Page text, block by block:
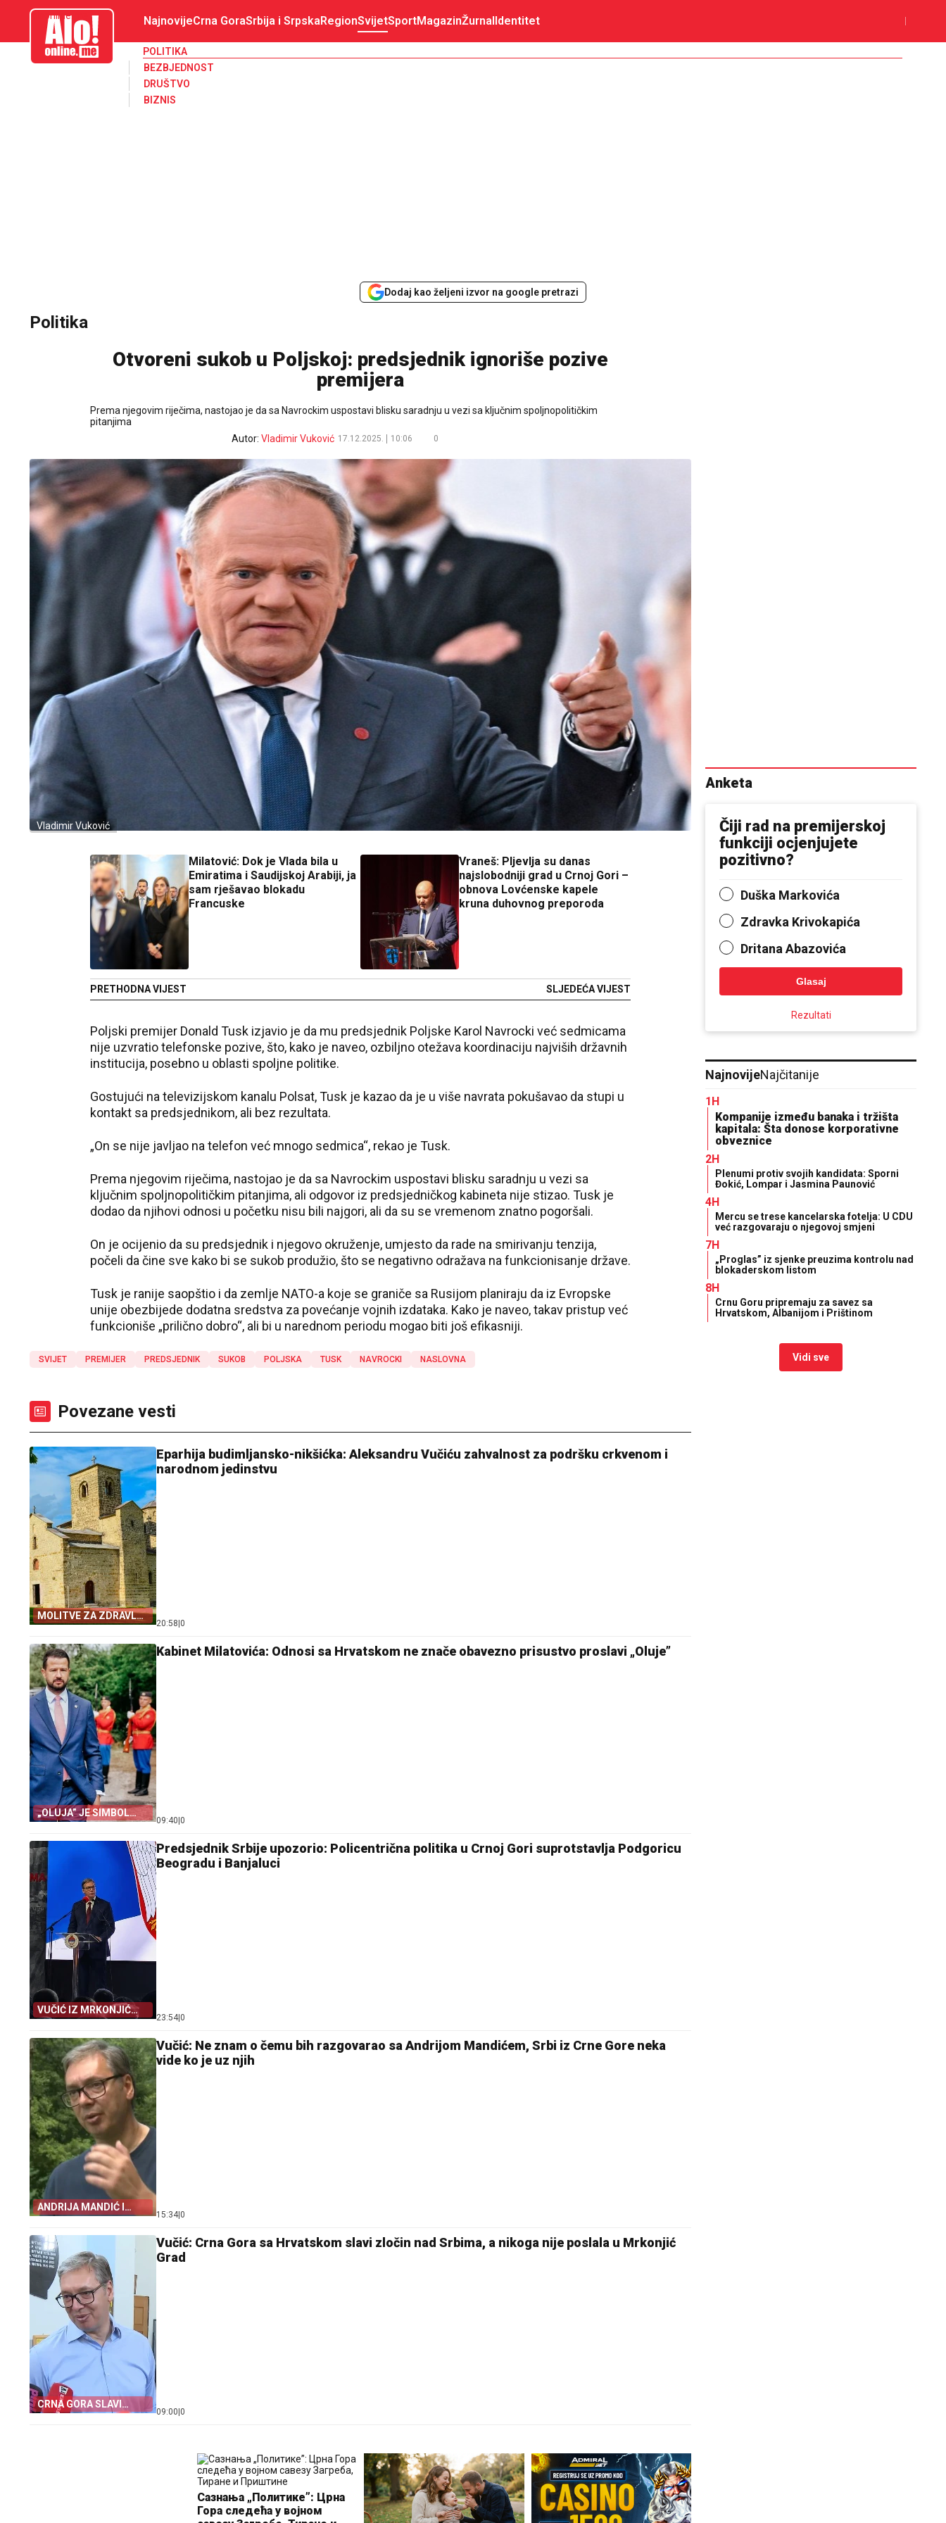
aloonline.me NajnovijeCrna GoraSrbija i SrpskaRegionSvijetSportMagazinŽurnalIdentitet
POLITIKA
BEZBJEDNOST
DRUŠTVO
BIZNIS
Dodaj kao željeni izvor na google pretrazi
Politika
Otvoreni sukob u Poljskoj: predsjednik ignoriše pozive
premijera
Prema njegovim riječima, nastojao je da sa Navrockim uspostavi blisku saradnju u vezi sa ključnim spoljnopolitičkim
pitanjima
Autor: Vladimir Vuković 17.12.2025. 10:06 0
Vladimir Vuković
Milatović: Dok je Vlada bila u
Emiratima i Saudijskoj Arabiji, ja
sam rješavao blokadu
Francuske
PRETHODNA VIJEST
Vraneš: Pljevlja su danas
najslobodniji grad u Crnoj Gori –
obnova Lovćenske kapele
kruna duhovnog preporoda
SLJEDEĆA VIJEST
Poljski premijer Donald Tusk izjavio je da mu predsjednik Poljske Karol Navrocki već sedmicama
nije uzvratio telefonske pozive, što, kako je naveo, ozbiljno otežava koordinaciju najviših državnih
institucija, posebno u oblasti spoljne politike.
Gostujući na televizijskom kanalu Polsat, Tusk je kazao da je u više navrata pokušavao da stupi u
kontakt sa predsjednikom, ali bez rezultata.
„On se nije javljao na telefon već mnogo sedmica“, rekao je Tusk.
Prema njegovim riječima, nastojao je da sa Navrockim uspostavi blisku saradnju u vezi sa
ključnim spoljnopolitičkim pitanjima, ali odgovor iz predsjedničkog kabineta nije stizao. Tusk je
dodao da njihovi odnosi u početku nisu bili najgori, ali da su se vremenom znatno pogoršali.
On je ocijenio da su predsjednik i njegovo okruženje, umjesto da rade na smirivanju tenzija,
počeli da čine sve kako bi se sukob produžio, što se negativno odražava na funkcionisanje države.
Tusk je ranije saopštio i da zemlje NATO-a koje se graniče sa Rusijom planiraju da iz Evropske
unije obezbijede dodatna sredstva za povećanje vojnih izdataka. Kako je naveo, takav pristup već
funkcioniše „prilično dobro“, ali bi u narednom periodu mogao biti još efikasniji.
SVIJET PREMIJER PREDSJEDNIK SUKOB POLJSKA TUSK NAVROCKI NASLOVNA
Povezane vesti
MOLITVE ZA ZDRAVLJE
I USPJEH
Eparhija budimljansko-nikšićka: Aleksandru Vučiću zahvalnost za podršku crkvenom i
narodnom jedinstvu
20:58 0
„OLUJA” JE SIMBOL
PROGONA
Kabinet Milatovića: Odnosi sa Hrvatskom ne znače obavezno prisustvo proslavi „Oluje”
09:40 0
VUČIĆ IZ MRKONJIĆ
GRADA
Predsjednik Srbije upozorio: Policentrična politika u Crnoj Gori suprotstavlja Podgoricu
Beogradu i Banjaluci
23:54 0
ANDRIJA MANDIĆ I
VLAST U PODGORICI
Vučić: Ne znam o čemu bih razgovarao sa Andrijom Mandićem, Srbi iz Crne Gore neka
vide ko je uz njih
15:34 0
CRNA GORA SLAVI
„OLUJU”
Vučić: Crna Gora sa Hrvatskom slavi zločin nad Srbima, a nikoga nije poslala u Mrkonjić
Grad
09:00 0
Сазнања „Политике”: Црна
Гора следећа у војном
Anketa
Čiji rad na premijerskoj
funkciji ocjenjujete
pozitivno?
Duška Markovića
Zdravka Krivokapića
Dritana Abazovića
Glasaj
Rezultati
NajnovijeNajčitanije
1H
Kompanije između banaka i tržišta
kapitala: Šta donose korporativne
obveznice
2H
Plenumi protiv svojih kandidata: Sporni
Đokić, Lompar i Jasmina Paunović
4H
Mercu se trese kancelarska fotelja: U CDU
već razgovaraju o njegovoj smjeni
7H
„Proglas” iz sjenke preuzima kontrolu nad
blokaderskom listom
8H
Crnu Goru pripremaju za savez sa
Hrvatskom, Albanijom i Prištinom
Vidi sve